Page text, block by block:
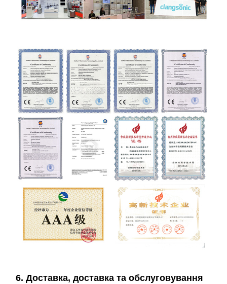
6. Доставка, доставка та обслуговування